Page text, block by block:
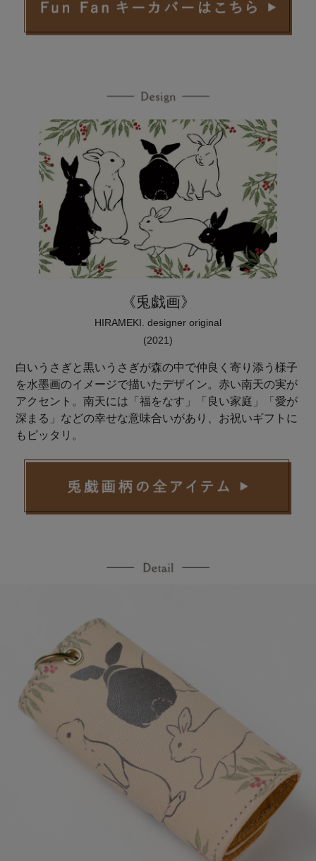
《兎戯画》
HIRAMEKI. designer original
(2021)
白いうさぎと黒いうさぎが森の中で仲良く寄り添う様子
を水墨画のイメージで描いたデザイン。赤い南天の実が
アクセント。南天には「福をなす」「良い家庭」「愛が
深まる」などの幸せな意味合いがあり、お祝いギフトに
もピッタリ。